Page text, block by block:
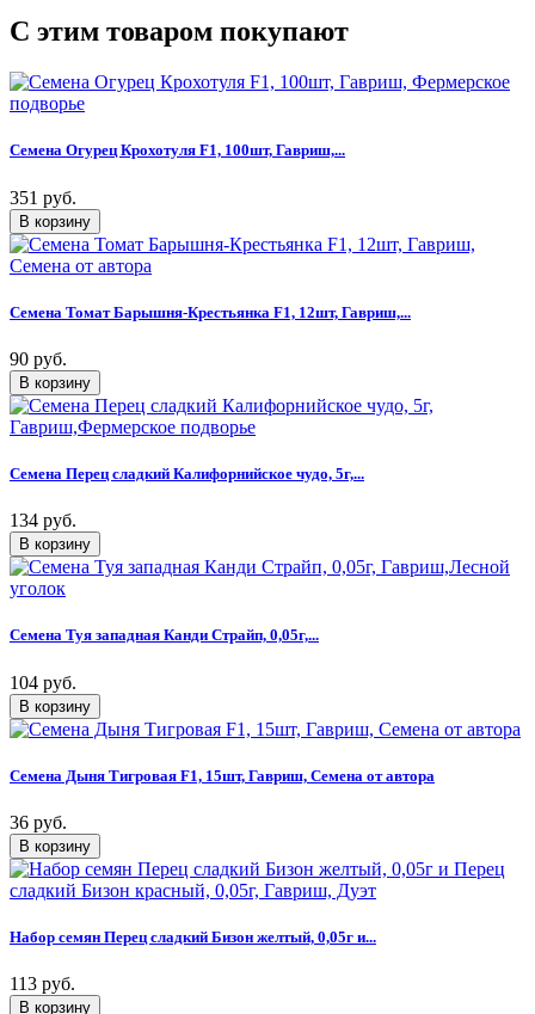
C этим товаром покупают
Семена Огурец Крохотуля F1, 100шт, Гавриш,...
351 руб.
Семена Томат Барышня-Крестьянка F1, 12шт, Гавриш,...
90 руб.
Семена Перец сладкий Калифорнийское чудо, 5г,...
134 руб.
Семена Туя западная Канди Страйп, 0,05г,...
104 руб.
Семена Дыня Тигровая F1, 15шт, Гавриш, Семена от автора
36 руб.
Набор семян Перец сладкий Бизон желтый, 0,05г и...
113 руб.